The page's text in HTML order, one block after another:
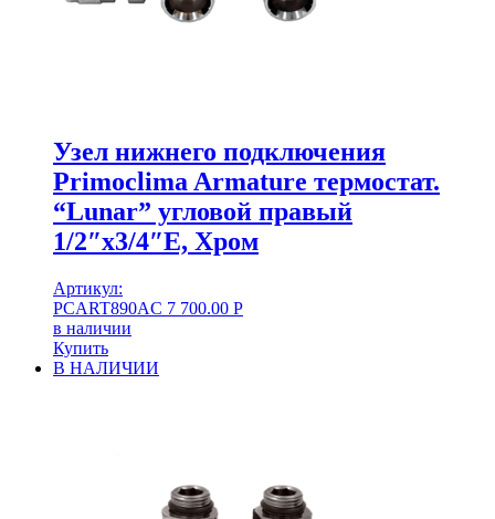
Узел нижнего подключения
Primoclima Armature термостат.
“Lunar” угловой правый
1/2″х3/4″Е, Хром
Артикул:
PCART890AC 7 700.00 Р
в наличии
Купить
В НАЛИЧИИ